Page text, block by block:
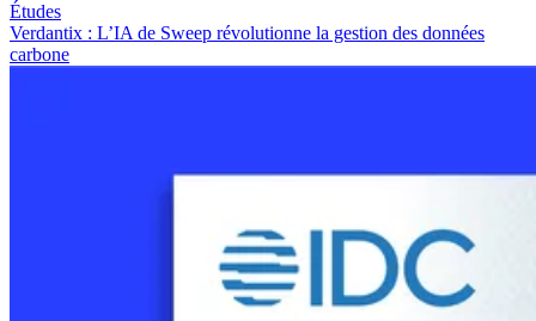
Études
Verdantix : L’IA de Sweep révolutionne la gestion des données
carbone